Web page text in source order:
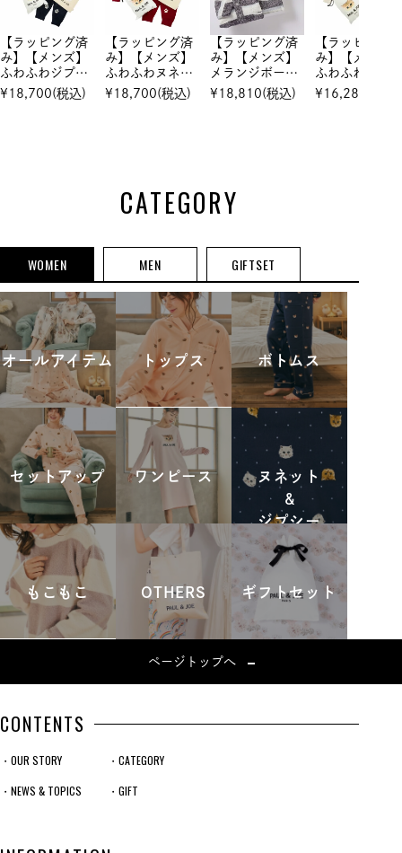
【ラッピング済
み】【メンズ】
ふわふわジプシ
ージャガード
プルオーバー＆
¥ 18,700(税込)
【ラッピング済
み】【メンズ】
ふわふわヌネッ
トジャガード
プルオーバー＆
¥ 18,700(税込)
【ラッピング済
み】【メンズ】
メランジボーダ
ーニット ショ
ールカーディガ
¥ 18,810(税込)
【ラッピング済
み】【メンズ】
ふわふわジプシ
ージャガード
プルオーバー＆
¥ 16,280
CATEGORY
WOMEN MEN GIFTSET
オールアイテム トップス ボトムス
セットアップ ワンピース
ヌネット
&
ジプシー
もこもこ OTHERS ギフトセット
ページトップへ
CONTENTS
・OUR STORY
・NEWS & TOPICS
・CATEGORY
・GIFT